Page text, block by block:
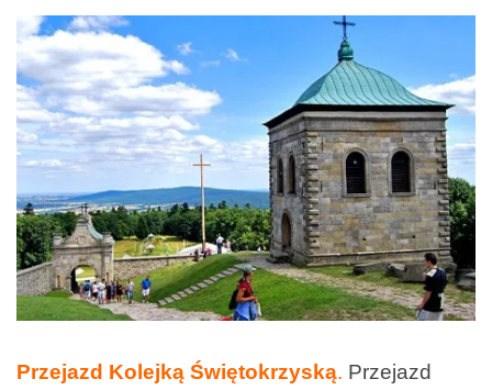
Przejazd Kolejką Świętokrzyską. Przejazd